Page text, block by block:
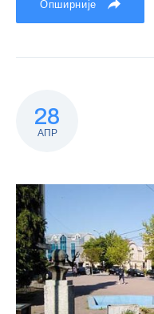
Опширније
28
АПР